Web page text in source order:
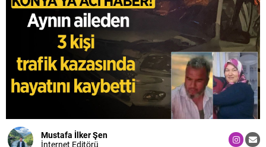
Mustafa İlker Şen
İnternet Editörü